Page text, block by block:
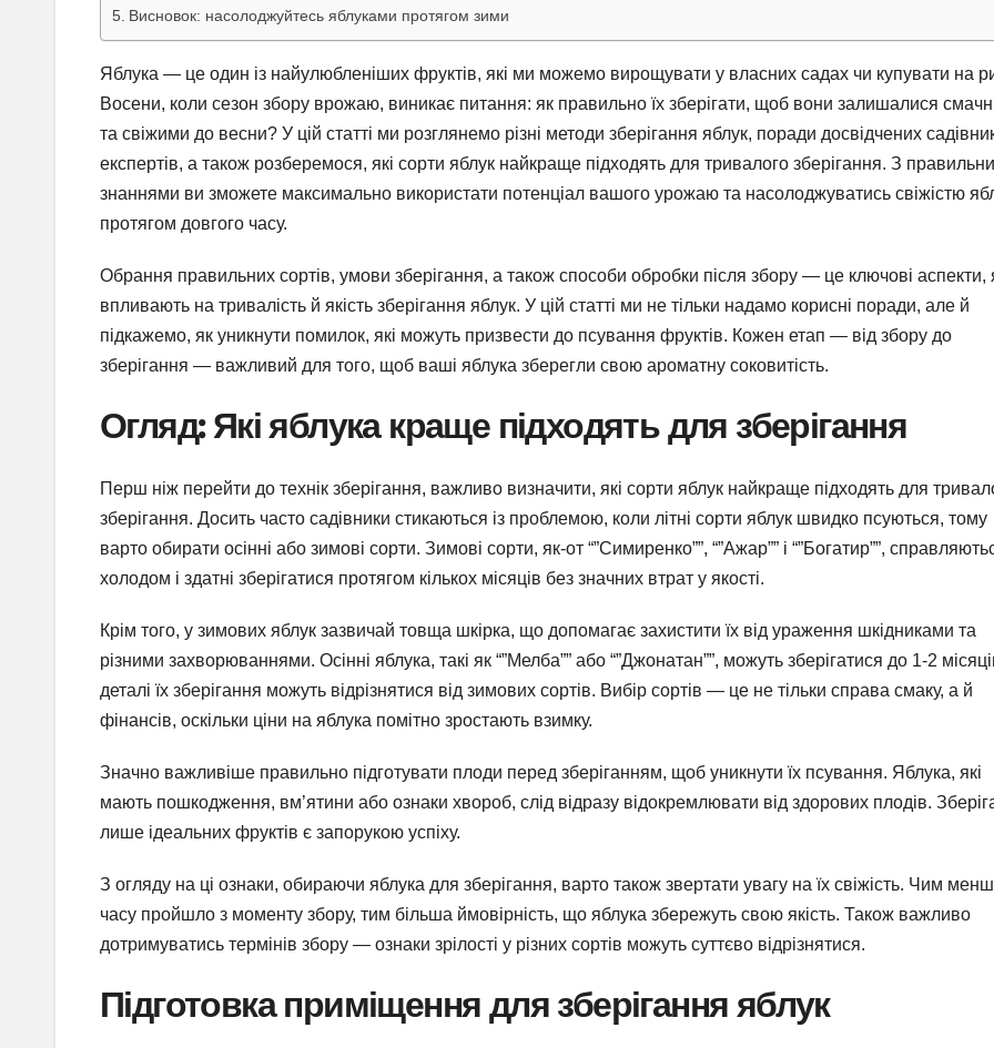
Висновок: насолоджуйтесь яблуками протягом зими
Яблука — це один із найулюбленіших фруктів, які ми можемо вирощувати у власних садах чи купувати на
Восени, коли сезон збору врожаю, виникає питання: як правильно їх зберігати, щоб вони залишалися
та свіжими до весни? У цій статті ми розглянемо різні методи зберігання яблук, поради досвідчених
експертів, а також розберемося, які сорти яблук найкраще підходять для тривалого зберігання. З
знаннями ви зможете максимально використати потенціал вашого урожаю та насолоджуватись свіжістю
протягом довгого часу.
Обрання правильних сортів, умови зберігання, а також способи обробки після збору — це ключові аспекти,
впливають на тривалість й якість зберігання яблук. У цій статті ми не тільки надамо корисні поради, але й
підкажемо, як уникнути помилок, які можуть призвести до псування фруктів. Кожен етап — від збору до
зберігання — важливий для того, щоб ваші яблука зберегли свою ароматну соковитість.
Огляд: Які яблука краще підходять для зберігання
Перш ніж перейти до технік зберігання, важливо визначити, які сорти яблук найкраще підходять для
зберігання. Досить часто садівники стикаються із проблемою, коли літні сорти яблук швидко псуються, тому
варто обирати осінні або зимові сорти. Зимові сорти, як-от “”Симиренко””, “”Ажар”” і “”Богатир””,
холодом і здатні зберігатися протягом кількох місяців без значних втрат у якості.
Крім того, у зимових яблук зазвичай товща шкірка, що допомагає захистити їх від ураження шкідниками та
різними захворюваннями. Осінні яблука, такі як “”Мелба”” або “”Джонатан””, можуть зберігатися до 1-2
деталі їх зберігання можуть відрізнятися від зимових сортів. Вибір сортів — це не тільки справа смаку, а й
фінансів, оскільки ціни на яблука помітно зростають взимку.
Значно важливіше правильно підготувати плоди перед зберіганням, щоб уникнути їх псування. Яблука, які
мають пошкодження, вм’ятини або ознаки хвороб, слід відразу відокремлювати від здорових плодів.
лише ідеальних фруктів є запорукою успіху.
З огляду на ці ознаки, обираючи яблука для зберігання, варто також звертати увагу на їх свіжість. Чим
часу пройшло з моменту збору, тим більша ймовірність, що яблука збережуть свою якість. Також важливо
дотримуватись термінів збору — ознаки зрілості у різних сортів можуть суттєво відрізнятися.
Підготовка приміщення для зберігання яблук